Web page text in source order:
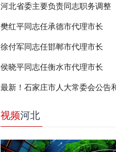
河北省委主要负责同志职务调整
樊红平同志任承德市代理市长
徐付军同志任邯郸市代理市长
侯晓平同志任衡水市代理市长
最新！石家庄市人大常委会公告
视频河北